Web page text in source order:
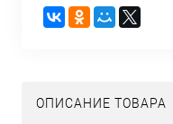
ОПИСАНИЕ ТОВАРА